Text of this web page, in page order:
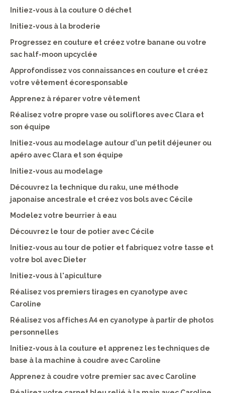
Initiez-vous à la couture 0 déchet
Initiez-vous à la broderie
Progressez en couture et créez votre banane ou votre
sac half-moon upcyclée
Approfondissez vos connaissances en couture et créez
votre vêtement écoresponsable
Apprenez à réparer votre vêtement
Réalisez votre propre vase ou soliflores avec Clara et
son équipe
Initiez-vous au modelage autour d'un petit déjeuner ou
apéro avec Clara et son équipe
Initiez-vous au modelage
Découvrez la technique du raku, une méthode
japonaise ancestrale et créez vos bols avec Cécile
Modelez votre beurrier à eau
Découvrez le tour de potier avec Cécile
Initiez-vous au tour de potier et fabriquez votre tasse et
votre bol avec Dieter
Initiez-vous à l'apiculture
Réalisez vos premiers tirages en cyanotype avec
Caroline
Réalisez vos affiches A4 en cyanotype à partir de photos
personnelles
Initiez-vous à la couture et apprenez les techniques de
base à la machine à coudre avec Caroline
Apprenez à coudre votre premier sac avec Caroline